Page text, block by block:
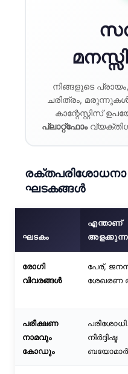
നിങ്ങളുടെ
ചരിത്രം,
കാന്റേസ്റ്റിസ്
പ്ലാറ്റ്‌ഫോം
രക്തപരിശോധനാ
ഘടകങ്ങൾ
ഘടകം
എന്താണ്
രോഗി
വിവരങ്ങൾ
പേര്,
ശേഖരണ
പരീക്ഷണ
നാമവും
കോഡും
നിർദ്ദിഷ്ട
Suomi
Hrvatski
অসমীয়া
Galego
Latviešu valoda
Euskara
Gàidhlig
Occitan